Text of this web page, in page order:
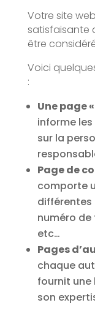
Votre site
satisfaisante
être
Voici
:
Une page
informe
sur la
Page de
comporte
numéro de
etc…
Pages
chaque
fournit
son